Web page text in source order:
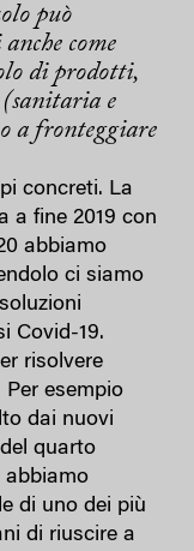
può
come
di prodotti,
e
a fronteggiare
concreti. La
a fine 2019 con
abbiamo
ci siamo
Covid-19.
risolvere
esempio
dai nuovi
quarto
abbiamo
di uno dei più
di riuscire a